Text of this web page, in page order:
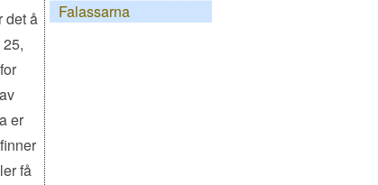
det å
er
få
Falassarna